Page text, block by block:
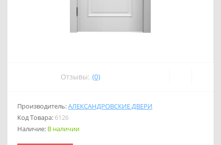
Отзывы: (0)
Производитель:АЛЕКСАНДРОВСКИЕ ДВЕРИ
Код Товара: 6126
Наличие: В наличии